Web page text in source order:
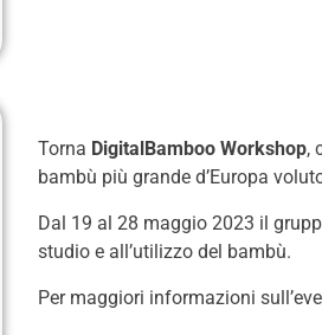
Torna DigitalBamboo Workshop,
bambù più grande d’Europa
Dal 19 al 28 maggio 2023 il
studio e all’utilizzo del bambù.
Per maggiori informazioni